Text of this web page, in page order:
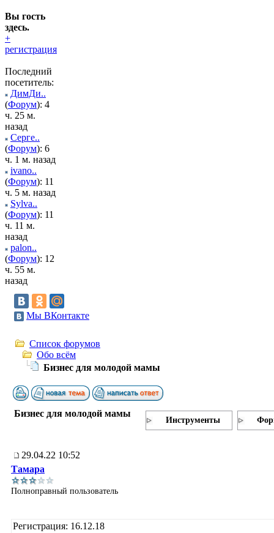
Вы гость
здесь.
+
регистрация
Последний
посетитель:
ДимДи..
(Форум): 4
ч. 25 м.
назад
Серге..
(Форум): 6
ч. 1 м. назад
ivano..
(Форум): 11
ч. 5 м. назад
Sylva..
(Форум): 11
ч. 11 м.
назад
palon..
(Форум): 12
ч. 55 м.
назад
Мы ВКонтакте
Список форумов
Обо всём
Бизнес для молодой мамы
Бизнес для молодой мамы
Инструменты
29.04.22 10:52
Тамара
Полноправный пользователь
Регистрация: 16.12.18